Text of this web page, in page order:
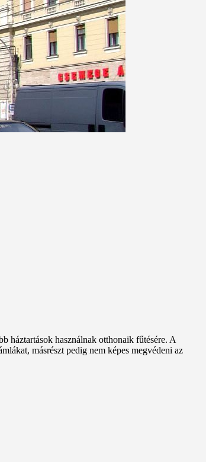
háztartások használnak otthonaik fűtésére. A
másrészt pedig nem képes megvédeni az